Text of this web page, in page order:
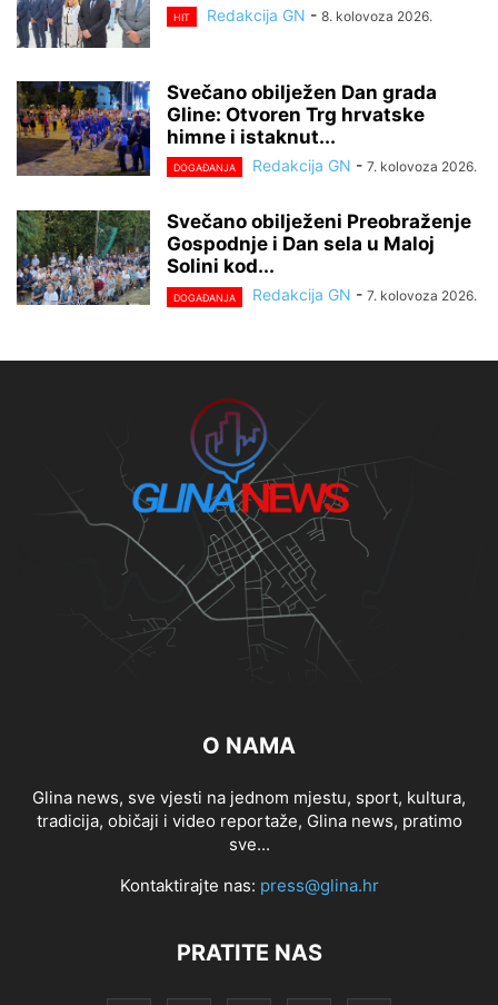
HIT Redakcija GN - 8. kolovoza 2026.
Svečano obilježen Dan grada
Gline: Otvoren Trg hrvatske
himne i istaknut...
DOGAĐANJA Redakcija GN - 7. kolovoza 2026.
Svečano obilježeni Preobraženje
Gospodnje i Dan sela u Maloj
Solini kod...
DOGAĐANJA Redakcija GN - 7. kolovoza 2026.
O NAMA
Glina news, sve vjesti na jednom mjestu, sport, kultura,
tradicija, običaji i video reportaže, Glina news, pratimo
sve...
Kontaktirajte nas: press@glina.hr
PRATITE NAS